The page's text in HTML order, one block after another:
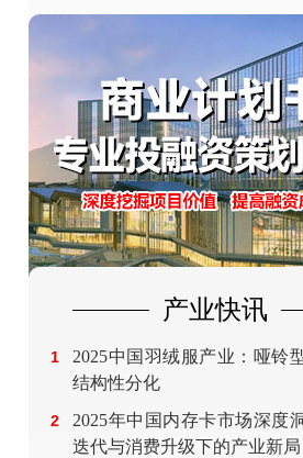
产业快讯
1
2025中国羽绒服产业：哑铃
结构性分化
2
2025年中国内存卡市场深度
迭代与消费升级下的产业新局